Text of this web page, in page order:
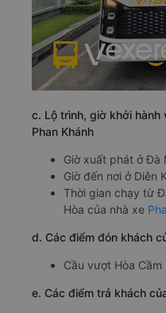
c. Lộ trình, giờ khởi
Phan Khánh
Giờ xuất phát ở Đà
Giờ đến nơi ở Diên
Thời gian chạy từ
Hòa của nhà xe
d. Các điểm đón khách
Cầu vượt Hòa Cầm
e. Các điểm trả khách